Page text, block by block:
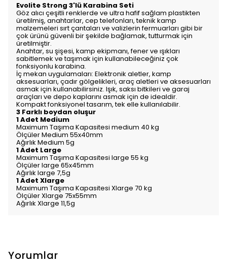
Evolite Strong 3'lü Karabina Seti
Göz alıcı çeşitli renklerde ve ultra hafif sağlam plastikten
üretilmiş, anahtarlar, cep telefonları, teknik kamp
malzemeleri sırt çantaları ve valizlerin fermuarları gibi bir
çok ürünü güvenli bir şekilde bağlamak, tutturmak için
üretilmiştir.
Anahtar, su şişesi, kamp ekipmanı, fener ve ışıkları
sabitlemek ve taşımak için kullanabileceğiniz çok
fonksiyonlu karabina.
İç mekan uygulamaları: Elektronik aletler, kamp
aksesuarları, çadır gölgelikleri, araç aletleri ve aksesuarları
asmak için kullanabilirsiniz. Işık, saksı bitkileri ve garaj
araçları ve depo kaplarını asmak için de idealdir.
Kompakt fonksiyonel tasarım, tek elle kullanılabilir.
3 Farklı boydan oluşur
1 Adet Medium
Maximum Taşıma Kapasitesi medium 40 kg
Ölçüler Medium 55x40mm
Ağırlık Medium 5g
1 Adet Large
Maximum Taşıma Kapasitesi large 55 kg
Ölçüler large 65x45mm
Ağırlık large 7,5g
1 Adet Xlarge
Maximum Taşıma Kapasitesi Xlarge 70 kg
Ölçüler Xlarge 75x55mm
Ağırlık Xlarge 11,5g
Yorumlar